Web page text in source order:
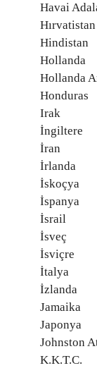
Havai
Hırvatistan
Hindistan
Hollanda
Hollanda
Honduras
Irak
İngiltere
İran
İrlanda
İskoçya
İspanya
İsrail
İsveç
İsviçre
İtalya
İzlanda
Jamaika
Japonya
Johnston
K.K.T.C.